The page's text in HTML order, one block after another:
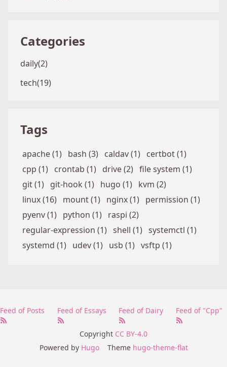
Categories
daily(2)
tech(19)
Tags
apache (1) bash (3) caldav (1) certbot (1)
cpp (1) crontab (1) drive (2) file system (1)
git (1) git-hook (1) hugo (1) kvm (2)
linux (16) mount (1) nginx (1) permission (1)
pyenv (1) python (1) raspi (2)
regular-expression (1) shell (1) systemctl (1)
systemd (1) udev (1) usb (1) vsftp (1)
Feed of Posts Feed of Essays Feed of Dairy Feed of "Cpp"
Copyright CC BY-4.0
Powered by Hugo Theme hugo-theme-flat